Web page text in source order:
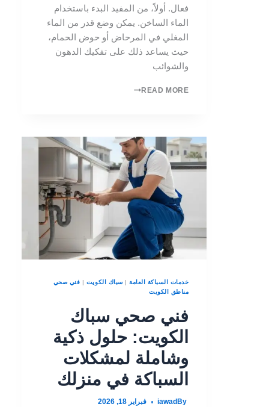
فعال. أولاً، من المفيد البدء باستخدام
الماء الساخن. يمكن وضع قدر من الماء
المغلي في المرحاض أو حوض الحمام،
حيث يساعد ذلك على تفكيك الدهون
والشوائب
READ MORE
خدمات السباكة العامة| سباك الكويت | فني صحي
مناطق الكويت
فني صحي سباك
الكويت: حلول ذكية
وشاملة لمشكلات
السباكة في منزلك
By
iawad فبراير 18, 2026